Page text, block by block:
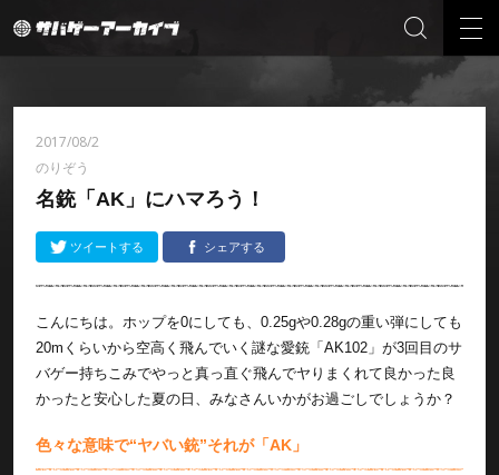
2017/08/2
のりぞう
名銃「AK」にハマろう！
ツイートする シェアする
こんにちは。ホップを0にしても、0.25gや0.28gの重い弾にしても
20mくらいから空高く飛んでいく謎な愛銃「AK102」が3回目のサ
バゲー持ちこみでやっと真っ直ぐ飛んでヤりまくれて良かった良
かったと安心した夏の日、みなさんいかがお過ごしでしょうか？
色々な意味で“ヤバい銃”それが「AK」